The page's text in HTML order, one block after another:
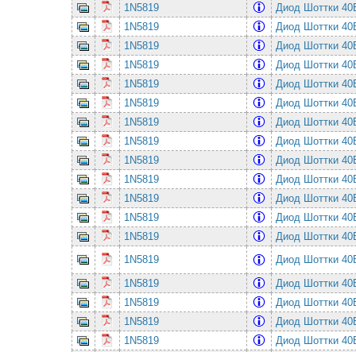
1N5819
Диод Шоттки
1N5819
Диод Шоттки
1N5819
Диод Шоттки
1N5819
Диод Шоттки
1N5819
Диод Шоттки
1N5819
Диод Шоттки
1N5819
Диод Шоттки
1N5819
Диод Шоттки
1N5819
Диод Шоттки
1N5819
Диод Шоттки
1N5819
Диод Шоттки
1N5819
Диод Шоттки
1N5819
Диод Шоттки
1N5819
Диод Шоттки
1N5819
Диод Шоттки
1N5819
Диод Шоттки
1N5819
Диод Шоттки
1N5819
Диод Шоттки